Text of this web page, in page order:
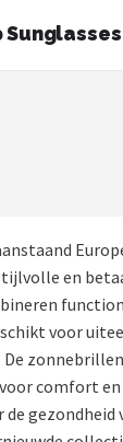
Sunglasses
en
voor
comfort
gezondheid